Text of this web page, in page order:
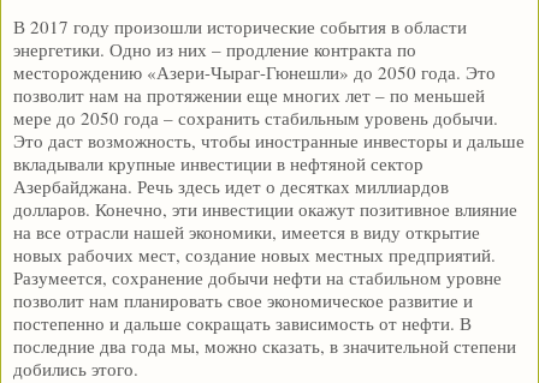
В 2017 году произошли исторические события в области
энергетики. Одно из них – продление контракта по
месторождению «Азери-Чыраг-Гюнешли» до 2050 года. Это
позволит нам на протяжении еще многих лет – по меньшей
мере до 2050 года – сохранить стабильным уровень добычи.
Это даст возможность, чтобы иностранные инвесторы и дальше
вкладывали крупные инвестиции в нефтяной сектор
Азербайджана. Речь здесь идет о десятках миллиардов
долларов. Конечно, эти инвестиции окажут позитивное влияние
на все отрасли нашей экономики, имеется в виду открытие
новых рабочих мест, создание новых местных предприятий.
Разумеется, сохранение добычи нефти на стабильном уровне
позволит нам планировать свое экономическое развитие и
постепенно и дальше сокращать зависимость от нефти. В
последние два года мы, можно сказать, в значительной степени
добились этого.